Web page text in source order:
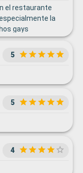
el restaurante
la
gays
5
5
4